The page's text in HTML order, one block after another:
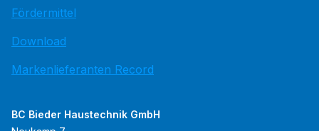
Fördermittel
Download
Markenlieferanten Record
BC Bieder Haustechnik GmbH